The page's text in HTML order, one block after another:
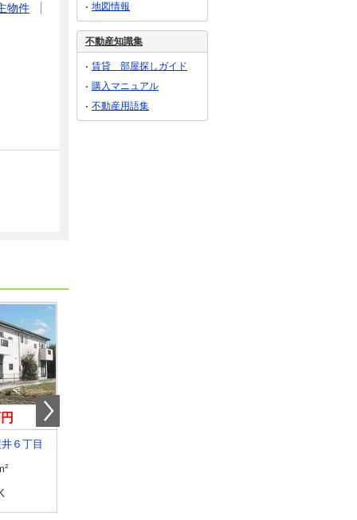
物件
６丁目
地図情報
不動産知識集
賃貸 部屋探しガイド
購入マニュアル
不動産用語集